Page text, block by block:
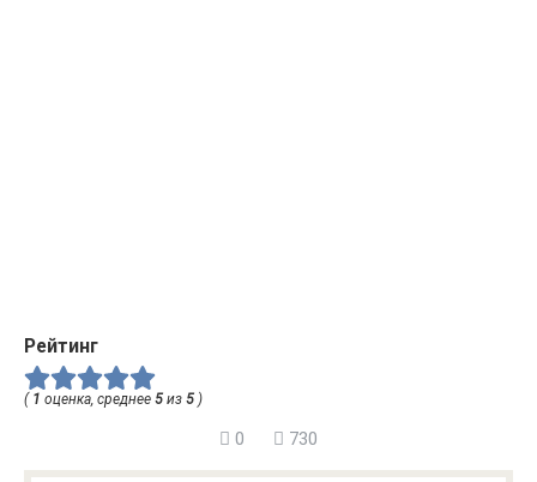
Рейтинг
( 1 оценка, среднее 5 из 5 )
0 730